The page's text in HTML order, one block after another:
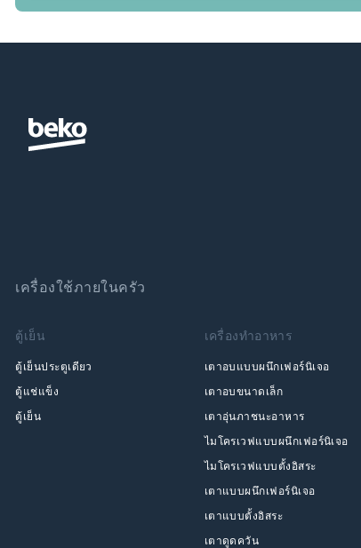
ไฟฮาโลเจน: เพิ่มการมองเห็นอาหารที่ปรุงอยู่ภายใน
เครื่องใช้ภายในครัว
ตู้เย็น
ตู้เย็นประตูเดียว
ตู้แช่แข็ง
ตู้เย็น
เครื่องทำอาหาร
เตาอบแบบผนึกเฟอร์นิเจอ
เตาอบขนาดเล็ก
เตาอุ่นภาชนะอาหาร
ไมโครเวฟแบบผนึกเฟอร์นิเจอ
ไมโครเวฟแบบตั้งอิสระ
เตาแบบผนึกเฟอร์นิเจอ
เตาแบบตั้งอิสระ
เตาดูดควัน